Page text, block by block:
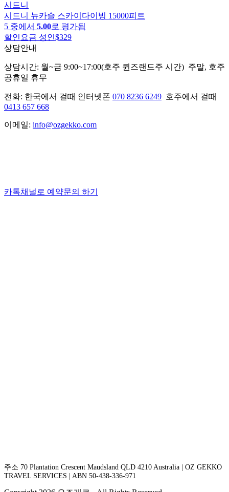
시드니
시드니 뉴카슬 스카이다이빙 15000피트
5 중에서 5.00로 평가됨
할인요금 성인$329
상담안내
상담시간: 월~금 9:00~17:00(호주 퀸즈랜드주 시간) 주말, 호주
공휴일 휴무
전화: 한국에서 걸때 인터넷폰 070 8236 6249 호주에서 걸때
0413 657 668
이메일: info@ozgekko.com
카톡채널로 예약문의 하기
주소 70 Plantation Crescent Maudsland QLD 4210 Australia | OZ GEKKO
TRAVEL SERVICES | ABN 50-438-336-971